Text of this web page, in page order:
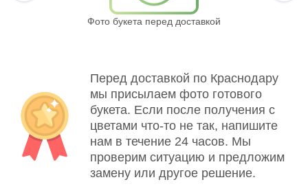
Фото букета перед доставкой
Перед доставкой по Краснодару
мы присылаем фото готового
букета. Если после получения с
цветами что-то не так, напишите
нам в течение 24 часов. Мы
проверим ситуацию и предложим
замену или другое решение.